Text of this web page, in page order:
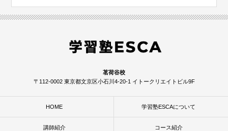
茗荷谷校
〒112-0002 東京都文京区小石川4-20-1 イトークリエイトビル9F
HOME 学習塾ESCAについて
講師紹介 コース紹介